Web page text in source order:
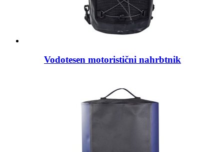
Vodotesen motoristični nahrbtnik